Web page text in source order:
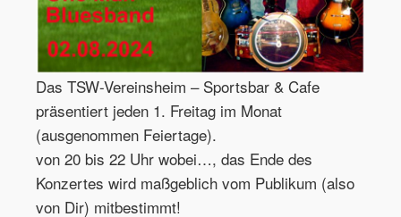
Das TSW-Vereinsheim – Sportsbar & Cafe
präsentiert jeden 1. Freitag im Monat
(ausgenommen Feiertage).
von 20 bis 22 Uhr wobei…, das Ende des
Konzertes wird maßgeblich vom Publikum (also
von Dir) mitbestimmt!